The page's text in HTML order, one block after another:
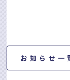
お知らせ一